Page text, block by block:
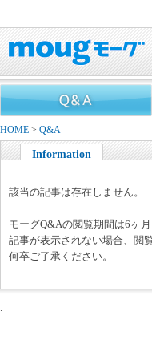
HOME > Q&A
Information
該当の記事は存在しません。
モーグQ&Aの閲覧期間は6ヶ月
記事が表示されない場合、閲
何卒ご了承ください。